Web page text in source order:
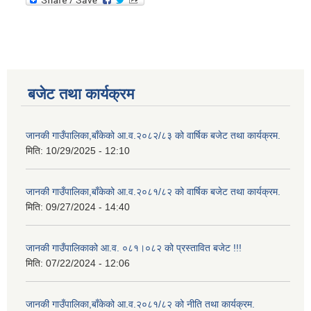
बजेट तथा कार्यक्रम
जानकी गाउँपालिका,बाँकेको आ.व.२०८२/८३ को वार्षिक बजेट तथा कार्यक्रम.
मिति: 10/29/2025 - 12:10
जानकी गाउँपालिका,बाँकेको आ.व.२०८१/८२ को वार्षिक बजेट तथा कार्यक्रम.
मिति: 09/27/2024 - 14:40
जानकी गाउँपालिकाको आ.व. ०८१।०८२ को प्रस्तावित बजेट !!!
मिति: 07/22/2024 - 12:06
जानकी गाउँपालिका,बाँकेको आ.व.२०८१/८२ को नीति तथा कार्यक्रम.